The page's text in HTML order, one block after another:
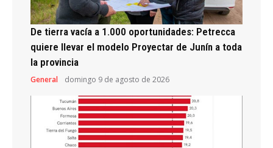
De tierra vacía a 1.000 oportunidades: Petrecca
quiere llevar el modelo Proyectar de Junín a toda
la provincia
General domingo 9 de agosto de 2026